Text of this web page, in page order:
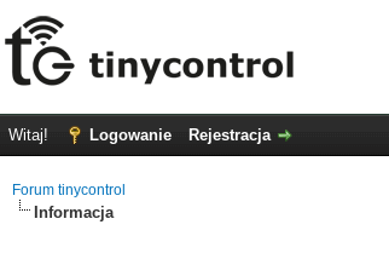
Witaj! Logowanie Rejestracja
Forum tinycontrol
Informacja